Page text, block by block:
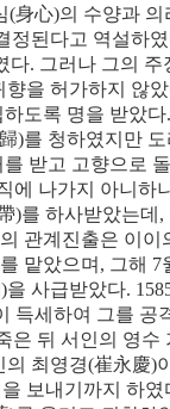
(身心)의 수양과 의
정된다고 역설하
다. 그러나 그의 주
향을 허가하지 않
도록 명을 받았다.
)를 청하였지만
받고 고향으로
에 나가지 아니하니
)를 하사받았는데 ,
관계진출은 이이
를 맡았으며 , 그해 7
)을 사급받았다.
득세하여 그를 공
은 뒤 서인의 영수
의 최영경(崔永慶)
보내기까지 하였